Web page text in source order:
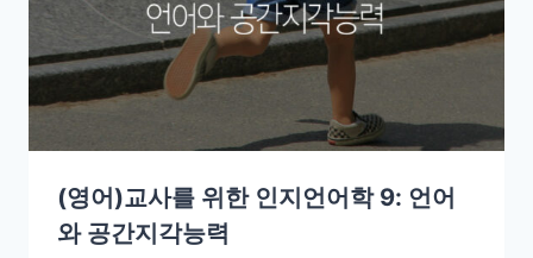
(영어)교사를 위한 인지언어학 9: 언어
와 공간지각능력